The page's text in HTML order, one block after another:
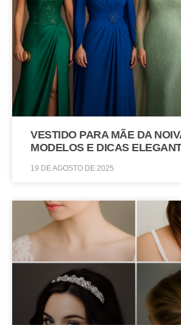
VESTIDO PARA MÃE DA
MODELOS E DICAS
19 DE AGOSTO DE 2025